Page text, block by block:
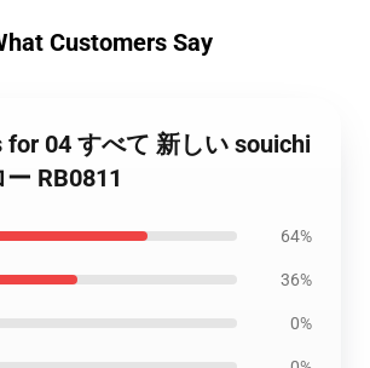
Customers Say
for 04 すべて 新しい souichi
RB0811
64%
36%
0%